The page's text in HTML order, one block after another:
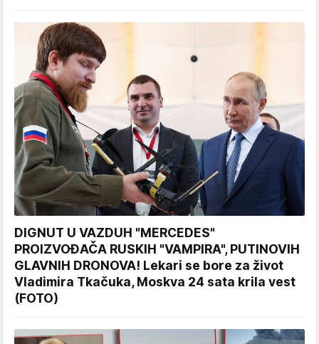
DIGNUT U VAZDUH "MERCEDES"
PROIZVOĐAČA RUSKIH "VAMPIRA", PUTINOVIH
GLAVNIH DRONOVA! Lekari se bore za život
Vladimira Tkačuka, Moskva 24 sata krila vest
(FOTO)